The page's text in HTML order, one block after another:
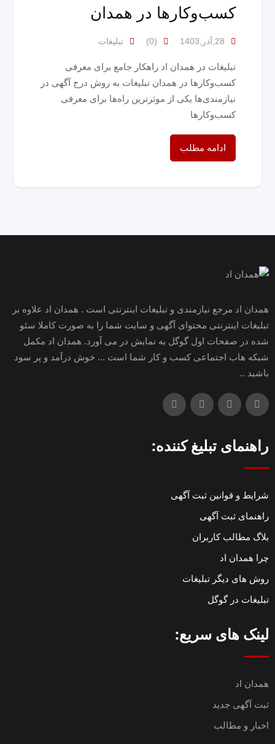
کسب‌وکارها در همدان
28,آذر,1403 (0) تبلیغات
تبلیغات در همدان اد راهکار جامع برای معرفی
کسب‌وکارها در همدان تبلیغات به روش درج آگهی در
نیازمندی‌ها یکی از موثرترین راه‌ها برای معرفی
کسب‌وکارها
ادامه مطلب
همدان اد مرجع نیازمندی و تبلیغات اینترنتی است . همدان اد علاوه بر
تبلیغات اینترنتی محتوای آگهی و سایت شما را به صورت کاملا سئو
شده در صفحات اول گوگل به نمایش در می آورد. همدان اد مکمل
شبکه هاب اجتماعی کسب و کار شما است ... خوش درآمد و پر سود
باشید ..
راهنمای تبلیغ کننده:
شرایط و قوانین ثبت آگهی
راهنمای ثبت آگهی
بلاگ مطالب کاربران
چرا همدان اد
روش های دیگر تبلیغات
تبلیغات در گوگل
لینک های سریع:
همدان اد
ثبت آگهی جدید
اخبار و مطالب